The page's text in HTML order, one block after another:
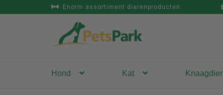
Enorm assortiment dierenproducten
Hond Kat Knaagdier